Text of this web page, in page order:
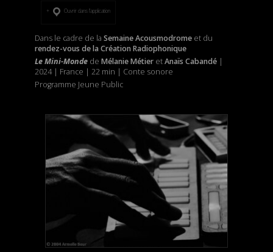
Ouvrir dans l’application
Dans le cadre de la Semaine Acousmodromeet du
rendez-vous de la Création Radiophonique
Le Mini-Mondede Mélanie MétieretAnaïs Cabandé|
2024 | France | 22 min | Conte sonore
Programme Jeune Public